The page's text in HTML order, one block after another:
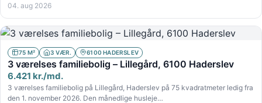
04. aug 2026
75 M² 3 VÆR. 6100 HADERSLEV
3 værelses familiebolig – Lillegård, 6100 Haderslev
6.421 kr./md.
3 værelses familiebolig på Lillegård, Haderslev på 75 kvadratmeter ledig fra
den 1. november 2026. Den månedlige husleje…